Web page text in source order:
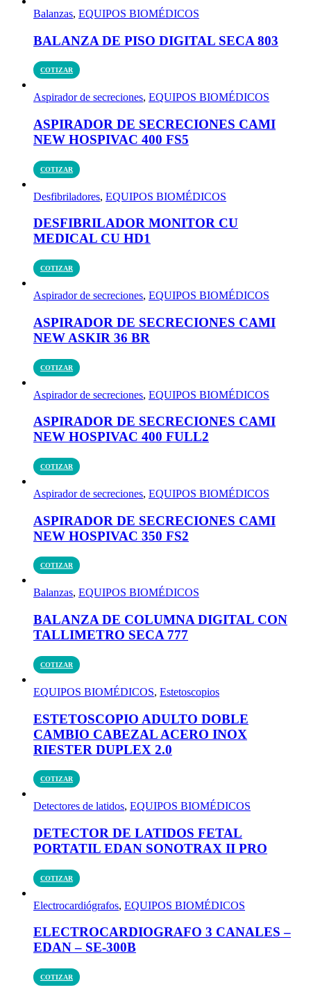
Balanzas, EQUIPOS BIOMÉDICOS
BALANZA DE PISO DIGITAL SECA 803
COTIZAR
Aspirador de secreciones, EQUIPOS BIOMÉDICOS
ASPIRADOR DE SECRECIONES CAMI
NEW HOSPIVAC 400 FS5
COTIZAR
Desfibriladores, EQUIPOS BIOMÉDICOS
DESFIBRILADOR MONITOR CU
MEDICAL CU HD1
COTIZAR
Aspirador de secreciones, EQUIPOS BIOMÉDICOS
ASPIRADOR DE SECRECIONES CAMI
NEW ASKIR 36 BR
COTIZAR
Aspirador de secreciones, EQUIPOS BIOMÉDICOS
ASPIRADOR DE SECRECIONES CAMI
NEW HOSPIVAC 400 FULL2
COTIZAR
Aspirador de secreciones, EQUIPOS BIOMÉDICOS
ASPIRADOR DE SECRECIONES CAMI
NEW HOSPIVAC 350 FS2
COTIZAR
Balanzas, EQUIPOS BIOMÉDICOS
BALANZA DE COLUMNA DIGITAL CON
TALLIMETRO SECA 777
COTIZAR
EQUIPOS BIOMÉDICOS, Estetoscopios
ESTETOSCOPIO ADULTO DOBLE
CAMBIO CABEZAL ACERO INOX
RIESTER DUPLEX 2.0
COTIZAR
Detectores de latidos, EQUIPOS BIOMÉDICOS
DETECTOR DE LATIDOS FETAL
PORTATIL EDAN SONOTRAX II PRO
COTIZAR
Electrocardiógrafos, EQUIPOS BIOMÉDICOS
ELECTROCARDIOGRAFO 3 CANALES –
EDAN – SE-300B
COTIZAR